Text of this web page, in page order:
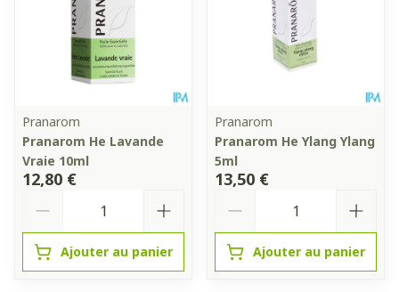
Pranarom
Pranarom He Lavande
Vraie 10ml
12,80 €
Ajouter au panier
Pranarom
Pranarom He Ylang Ylang
5ml
13,50 €
Ajouter au panier